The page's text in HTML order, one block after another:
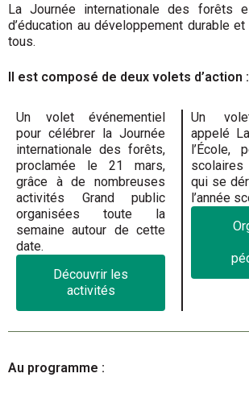
La Journée internationale des forêts
d’éducation au développement durable
tous.
Il est composé de deux volets d’action :
Un volet événementiel
pour célébrer la Journée
internationale des forêts,
proclamée le 21 mars,
grâce à de nombreuses
activités Grand public
organisées toute la
semaine autour de cette
date.
Découvrir les
activités
Un
appelé
l’École,
qui se
l’année
Au programme :